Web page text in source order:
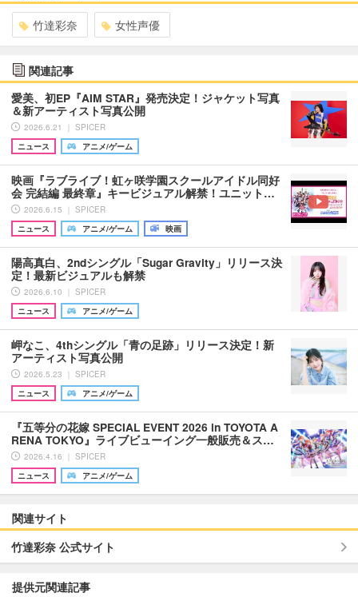
竹達彩奈 女性声優
関連記事
愛美、初EP『AIM STAR』発売決定！ジャケット写真
＆新アーティスト写真公開
2026.6.21 ｜ SPICER
ニュース
アニメ/ゲーム
映画『ラブライブ！虹ヶ咲学園スクールアイドル同好
会 完結編 最終章』キービジュアル解禁！ユニット…
2026.6.15 ｜ SPICER
ニュース
アニメ/ゲーム 映画
陽高真白、2ndシングル「Sugar Gravity」リリース決
定！最新ビジュアルも解禁
2026.6.10 ｜ SPICER
ニュース
アニメ/ゲーム
岬なこ、4thシングル「青の足跡」リリース決定！新
アーティスト写真公開
2026.5.23 ｜ SPICER
ニュース
アニメ/ゲーム
『五等分の花嫁 SPECIAL EVENT 2026 in TOYOTA A
RENA TOKYO』ライブビューイング一般販売＆ス…
2026.4.16 ｜ SPICER
ニュース
アニメ/ゲーム
関連サイト
竹達彩奈 公式サイト
提供元関連記事